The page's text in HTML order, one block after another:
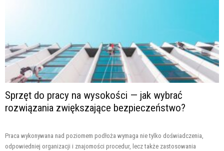
Sprzęt do pracy na wysokości — jak wybrać
rozwiązania zwiększające bezpieczeństwo?
Praca wykonywana nad poziomem podłoża wymaga nie tylko doświadczenia,
odpowiedniej organizacji i znajomości procedur, lecz także zastosowania